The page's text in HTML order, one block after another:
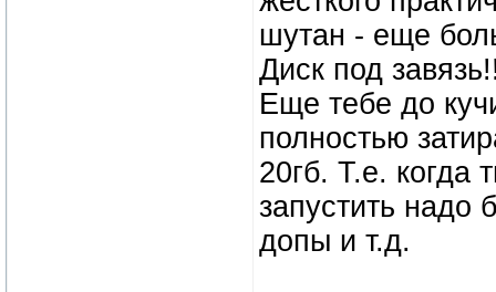
шутан - еще
Диск под
Еще тебе до
полностью
20гб. Т.е. когда
запустить надо
допы и т.д.